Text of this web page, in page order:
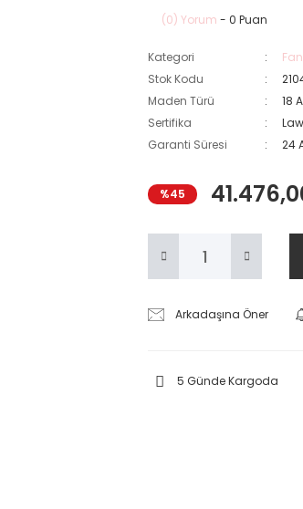
(0) Yorum - 0 Puan
Kategori
Stok Kodu
Maden Türü
18
Sertifika
Garanti Süresi
24
%45
Arkadaşına Öner
5 Günde Kargoda